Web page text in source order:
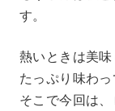
す。
熱いときは美
たっぷり味わっ
そこで今回は